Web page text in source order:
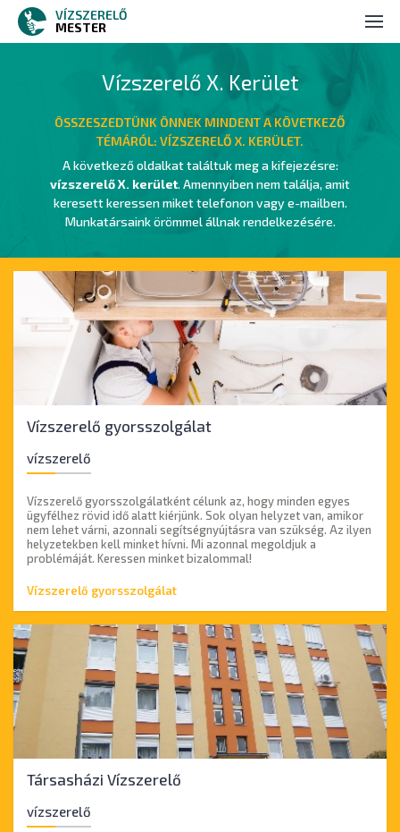
VÍZSZERELŐ
MESTER
Vízszerelés
Vízszerelő X. Kerület
ÖSSZESZEDTÜNK ÖNNEK MINDENT A KÖVETKEZŐ
TÉMÁRÓL: VÍZSZERELŐ X. KERÜLET.
A következő oldalkat találtuk meg a kifejezésre:
vízszerelő X. kerület. Amennyiben nem találja, amit
keresett keressen miket telefonon vagy e-mailben.
Munkatársaink örömmel állnak rendelkezésére.
Vízszerelő gyorsszolgálat
vízszerelő
Vízszerelő gyorsszolgálatként célunk az, hogy minden egyes
ügyfélhez rövid idő alatt kiérjünk. Sok olyan helyzet van, amikor
nem lehet várni, azonnali segítségnyújtásra van szükség. Az ilyen
helyzetekben kell minket hívni. Mi azonnal megoldjuk a
problémáját. Keressen minket bizalommal!
Vízszerelő gyorsszolgálat
Társasházi Vízszerelő
vízszerelő